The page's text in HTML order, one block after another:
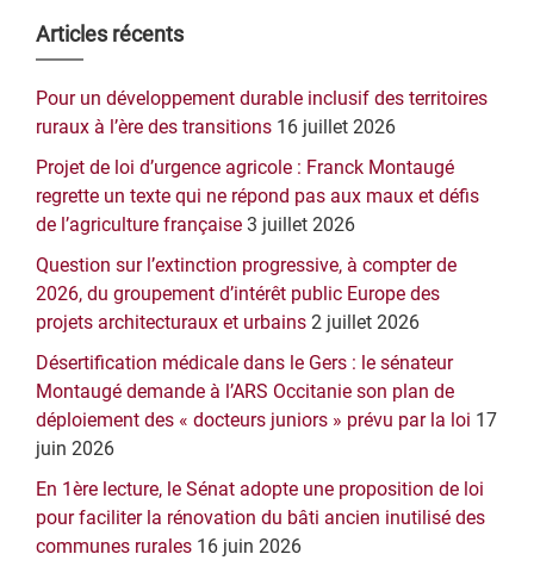
Barre
latérale
principale
Articles récents
Pour un développement durable inclusif des territoires
ruraux à l’ère des transitions 16 juillet 2026
Projet de loi d’urgence agricole : Franck Montaugé
regrette un texte qui ne répond pas aux maux et défis
de l’agriculture française 3 juillet 2026
Question sur l’extinction progressive, à compter de
2026, du groupement d’intérêt public Europe des
projets architecturaux et urbains 2 juillet 2026
Désertification médicale dans le Gers : le sénateur
Montaugé demande à l’ARS Occitanie son plan de
déploiement des « docteurs juniors » prévu par la loi 17
juin 2026
En 1ère lecture, le Sénat adopte une proposition de loi
pour faciliter la rénovation du bâti ancien inutilisé des
communes rurales 16 juin 2026